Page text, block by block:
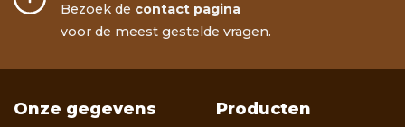
Bezoek de contact pagina
voor de meest gestelde vragen.
Onze gegevens Producten